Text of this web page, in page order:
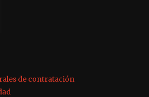
de contratación